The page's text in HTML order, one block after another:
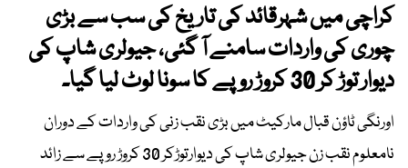
کراچی میں شہرقائد کی تاریخ کی سب سے بڑی
چوری کی واردات سامنے آ گئی، جیولری شاپ کی
دیوار توڑ کر 30 کروڑ روپے کا سونا لوٹ لیا گیا۔
اورنگی ٹاؤن قبال مارکیٹ میں بڑی نقب زنی کی واردات کے دوران
نامعلوم نقب زن جیولری شاپ کی دیوارتوڑکر 30 کروڑ روپے سے زائد